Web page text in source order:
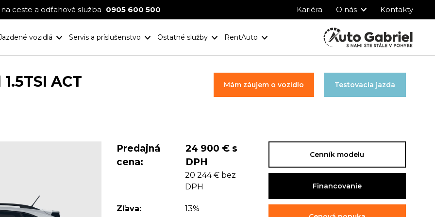
ceste a odťahová služba 0905 600 500 Kariéra O nás Kontakty
vozidlá Servis a príslušenstvo Ostatné služby RentAuto
ACT
Mám záujem o vozidlo Testovacia jazda
Predajná
cena:
24 900 € s
DPH
20 244 € bez
DPH
Zľava:
13%
Cenník modelu
Financovanie